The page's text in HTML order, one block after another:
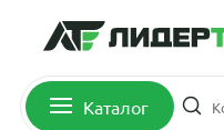
Каталог